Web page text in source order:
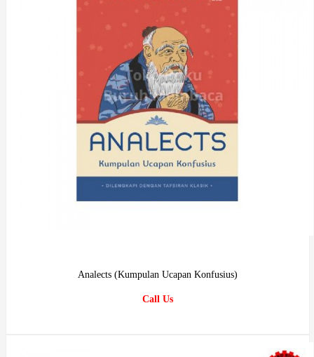
Analects (Kumpulan Ucapan Konfusius)
Call Us